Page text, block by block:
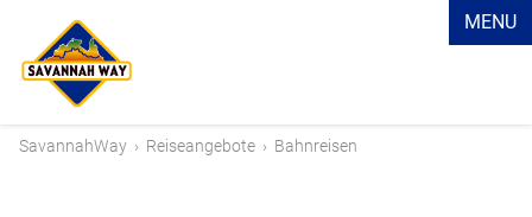
MENU
SavannahWay › Reiseangebote › Bahnreisen